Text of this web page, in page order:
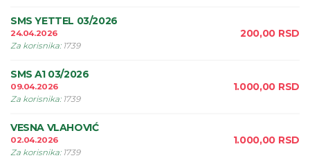
SMS YETTEL 03/2026
24.04.2026
Za korisnika: 1739
200,00 RSD
SMS A1 03/2026
09.04.2026
Za korisnika: 1739
1.000,00 RSD
VESNA VLAHOVIĆ
02.04.2026
Za korisnika: 1739
1.000,00 RSD